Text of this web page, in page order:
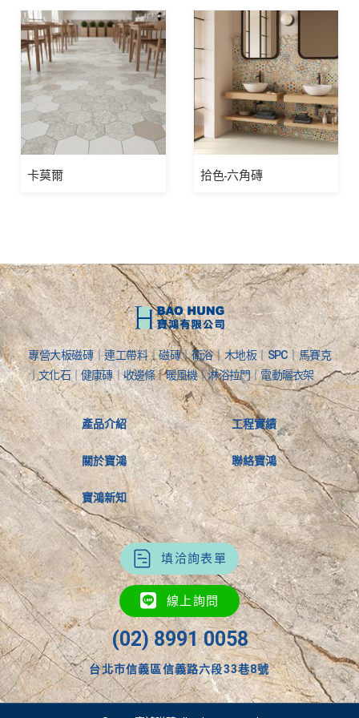
卡莫爾 拾色-六角磚
專營大板磁磚｜連工帶料｜磁磚｜衛浴｜木地板｜SPC｜馬賽克
｜文化石｜健康磚｜收邊條｜暖風機｜淋浴拉門｜電動曬衣架
產品介紹
關於寶鴻
寶鴻新知
工程實績
聯絡寶鴻
填洽詢表單
線上詢問
(02) 8991 0058
台北市信義區信義路六段33巷8號